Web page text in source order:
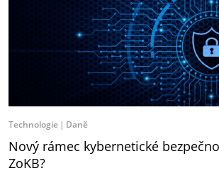
Technologie Daně
Nový rámec kybernetické
ZoKB?